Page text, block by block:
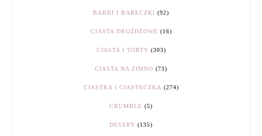
BABKI I BABECZKI (92)
CIASTA DROŻDŻOWE (16)
CIASTA I TORTY (303)
CIASTA NA ZIMNO (73)
CIASTKA I CIASTECZKA (274)
CRUMBLE (5)
DESERY (135)